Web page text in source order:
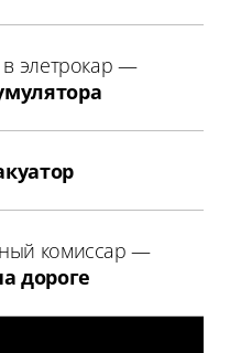
элетрокар —
комиссар —
дороге